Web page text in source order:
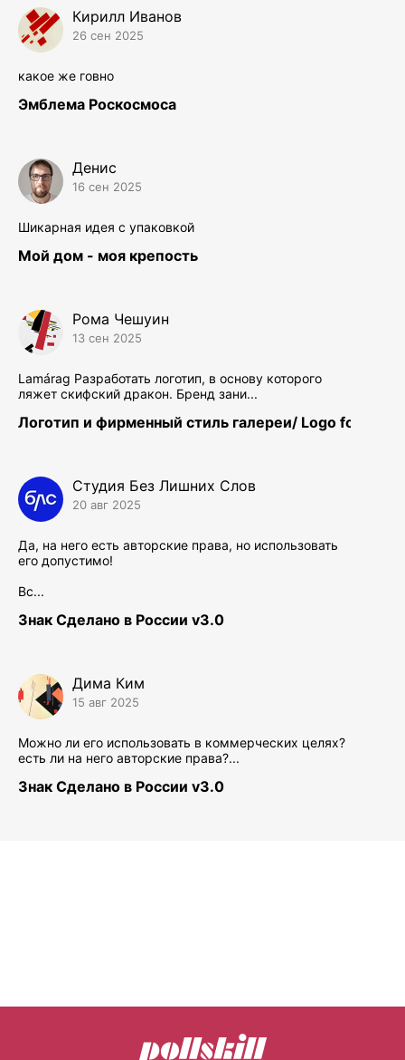
Кирилл Иванов
26 сен 2025
какое же говно
Эмблема Роскосмоса
Денис
16 сен 2025
Шикарная идея с упаковкой
Мой дом - моя крепость
Рома Чешуин
13 сен 2025
Lamárag Разработать логотип, в основу которого
ляжет скифский дракон. Бренд зани...
Логотип и фирменный стиль галереи/ Logo for Art-
Студия Без Лишних Слов
20 авг 2025
Да, на него есть авторские права, но использовать
его допустимо!
Вс...
Знак Сделано в России v3.0
Дима Ким
15 авг 2025
Можно ли его использовать в коммерческих целях?
есть ли на него авторские права?...
Знак Сделано в России v3.0